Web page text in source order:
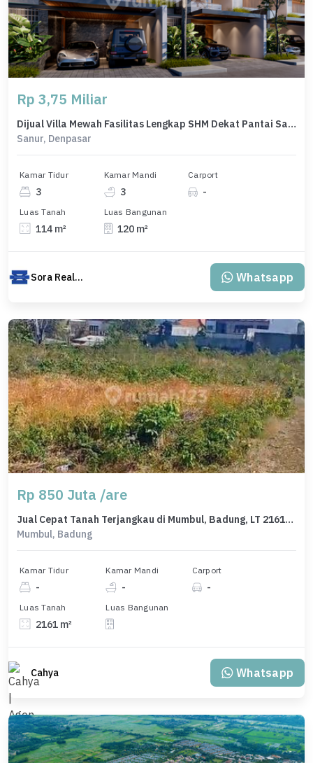
Rp 3,75 Miliar
Dijual Villa Mewah Fasilitas Lengkap SHM Dekat Pantai Sanur Bali
Sanur, Denpasar
Kamar Tidur
3
Kamar Mandi
3
Carport
-
Luas Tanah
114 m²
Luas Bangunan
120 m²
Sora Realty Bali Whatsapp
Rp 850 Juta /are
Jual Cepat Tanah Terjangkau di Mumbul, Badung, LT 2161m²
Mumbul, Badung
Kamar Tidur
-
Kamar Mandi
-
Carport
-
Luas Tanah
2161 m²
Luas Bangunan
Cahya Whatsapp